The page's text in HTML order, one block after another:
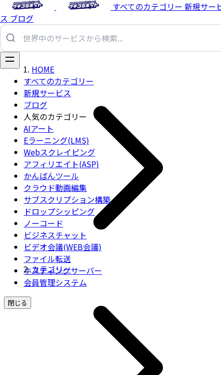
すべてのカテゴリー 新規サー
ス ブログ
すべてのカテゴリー
新規サービス
ブログ
人気のカテゴリー
AIアート
Eラーニング(LMS)
Webスクレイピング
アフィリエイト(ASP)
かんばんツール
クラウド動画編集
サブスクリプション構築
ドロップシッピング
ノーコード
ビジネスチャット
ビデオ会議(WEB会議)
ファイル転送
ホスティングサーバー
会員管理システム
閉じる
HOME
カテゴリー